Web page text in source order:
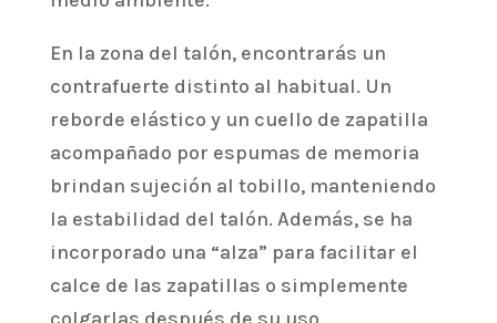
En la zona del talón, encontrarás un
contrafuerte distinto al habitual. Un
reborde elástico y un cuello de zapatilla
acompañado por espumas de memoria
brindan sujeción al tobillo, manteniendo
la estabilidad del talón. Además, se ha
incorporado una “alza” para facilitar el
calce de las zapatillas o simplemente